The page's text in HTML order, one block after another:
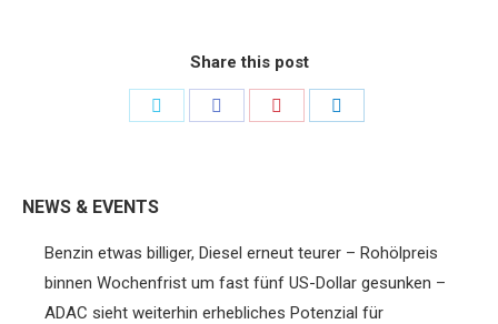
Share this post
NEWS & EVENTS
Benzin etwas billiger, Diesel erneut teurer – Rohölpreis
binnen Wochenfrist um fast fünf US-Dollar gesunken –
ADAC sieht weiterhin erhebliches Potenzial für